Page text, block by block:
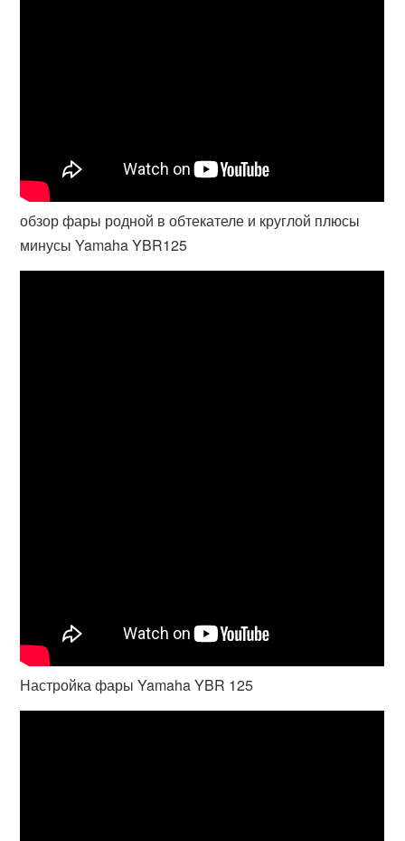
обзор фары родной в обтекателе и круглой плюсы
минусы Yamaha YBR125
Настройка фары Yamaha YBR 125